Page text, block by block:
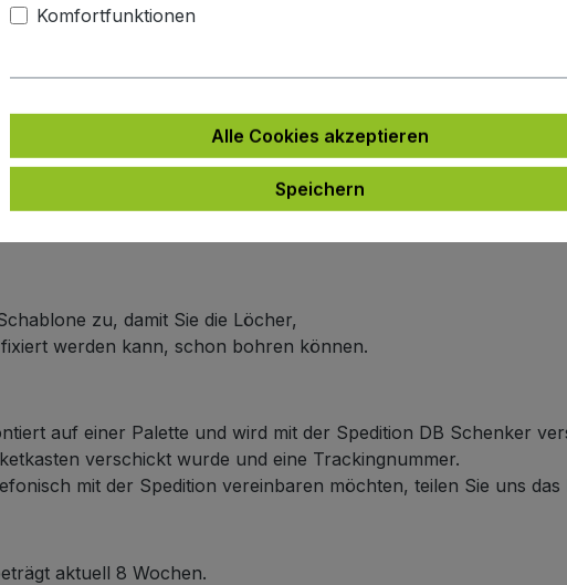
an.
sich um 5 bis 6 Wochen.
an.
Farbe wie die Frontplattenfarbe haben möchten,
dieser Linie dann nicht doppelt berechnet wird.
sich um 5 bis 6 Wochen.
zu, damit Sie die Löcher,
werden kann, schon bohren können.
auf einer Palette und wird mit der Spedition DB Schenker
verschickt wurde und eine Trackingnummer.
mit der Spedition vereinbaren möchten, teilen Sie uns das
aktuell 8 Wochen.
Komfortfunktionen
Alle Cookies akzeptieren
Speichern